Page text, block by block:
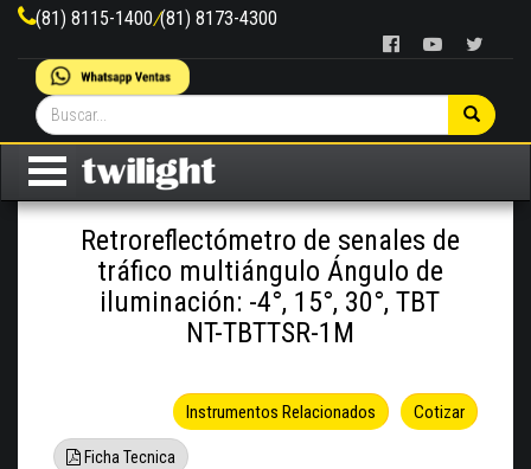
(81) 8115-1400/(81) 8173-4300
Retroreflectómetro de senales de
tráfico multiángulo Ángulo de
iluminación: -4°, 15°, 30°, TBT
NT-TBTTSR-1M
Cotizar
Instrumentos Relacionados
Ficha Tecnica